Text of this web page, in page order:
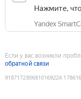
Нажмите,
Yandex
Если у вас возникли
обратной связи
9187172806810169224: